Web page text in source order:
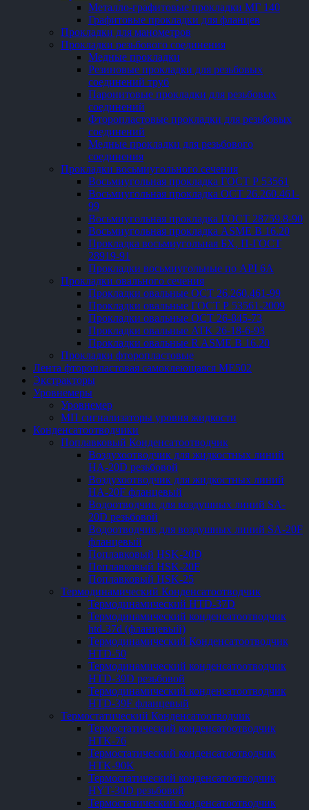
Металло-графитовые прокладки МГ 140
Графитовые прокладки для фланцев
Прокладки для манометров
Прокладки резьбового соединения
Медные прокладки
Резиновые прокладки для резьбовых
соединений труб
Паронитовые прокладки для резьбовых
соединений
Фторопластовые прокладки для резьбовых
соединений
Медные прокладки для резьбового
соединения
Прокладки восьмиугольного сечения
Восьмиугольная прокладка ГОСТ Р 53561
Восьмиугольная прокладка ОСТ 26.260.461-
99
Восьмиугольная прокладка ГОСТ 28759.8-90
Восьмиугольная прокладка ASME B 16.20
Прокладка восьмиугольная БХ, П-ГОСТ
28919-91
Прокладки восьмиугольные по API 6A
Прокладки овального сечения
Прокладки овальные ОСТ 26.260.461-99
Прокладки овальные ГОСТ Р 53561-2009
Прокладки овальные ОСТ 26-845-73
Прокладки овальные ATK 26-18-6-93
Прокладки овальные R ASME B 16.20
Прокладки фторопластовые
Лента фторопластовая самоклеющаяся ME502
Экстракторы
Уровнемеры
Уровнемер
МП сигнализаторы уровня жидкости
Конденсатоотводчики
Поплавковый Конденсатоотводчик
Воздухоотводчик для жидкостных линий
HA-20D резьбовой
Воздухоотводчик для жидкостных линий
HA-20F фланцевый
Водоотводчик для воздушных линий SA-
20D резьбовой
Водоотводчик для воздушных линий SA-20F
фланцевый
Поплавковый HSK-20D
Поплавковый HSK-20F
Поплавковый HSK-25
Термодинамический Конденсатоотводчик
Термодинамический HTD-37D
Термодинамический конденсатоотводчик
htd-37d (фланцевый)
Термодинамический Конденсатоотводчик
HTD-50
Термодинамический конденсатоотводчик
HTD-39D резьбовой
Термодинамический конденсатоотводчик
HTD-39F фланцевый
Термостатический Конденсатоотводчик
Термостатический конденсатоотводчик
HTK-76
Термостатический конденсатоотводчик
HTK-90K
Термостатический конденсатоотводчик
HYT-30D резьбовой
Термостатический конденсатоотводчик